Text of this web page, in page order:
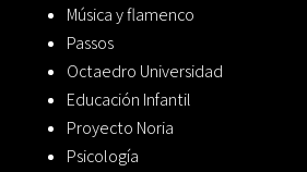
Música y flamenco
Passos
Octaedro Universidad
Educación Infantil
Proyecto Noria
Psicología